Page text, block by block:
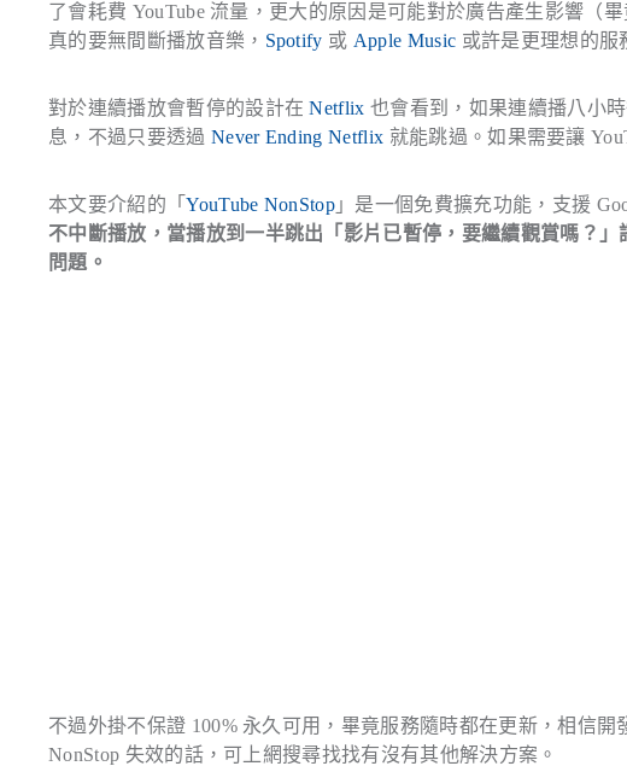
了會耗費 YouTube 流量，更大的原因是可能對於廣告產生影響（
真的要無間斷播放音樂， Spotify 或 Apple Music 或許是更理想的服
對於連續播放會暫停的設計在Netflix 也會看到，如果連續播八小
息，不過只要透過 Never Ending Netflix 就能跳過。如果需要讓
本文要介紹的「YouTube NonStop 」是一個免費擴充功能，支援
不中斷播放，當播放到一半跳出「影片已暫停，要繼續觀賞嗎？
問題。
不過外掛不保證 100% 永久可用，畢竟服務隨時都在更新，相信
NonStop 失效的話，可上網搜尋找找有沒有其他解決方案。